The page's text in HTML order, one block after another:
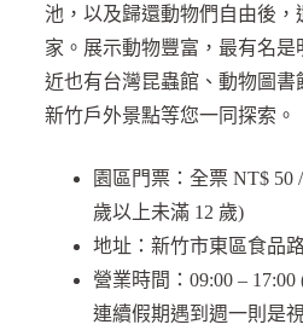
池，以及歸還動物們自由後，
家。展示動物豐富，最有名
近也有台灣昆蟲館、動物圖書
新竹戶外景點等您一同探索。
園區門票：全票 NT$
歲以上未滿 12 歲)
地址：新竹市東區食品
營業時間：09:00 –
連續假期遇到週一則是